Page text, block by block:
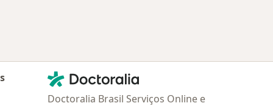
Contato
Doctoralia - Homepage
Doctoralia Brasil Serviços Online e